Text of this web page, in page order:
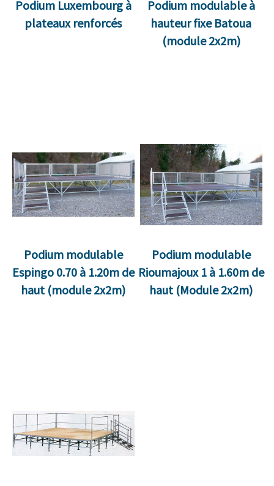
Podium Luxembourg à
plateaux renforcés
Podium modulable à
hauteur fixe Batoua
(module 2x2m)
Podium modulable
Espingo 0.70 à 1.20m de
haut (module 2x2m)
Podium modulable
Rioumajoux 1 à 1.60m de
haut (Module 2x2m)